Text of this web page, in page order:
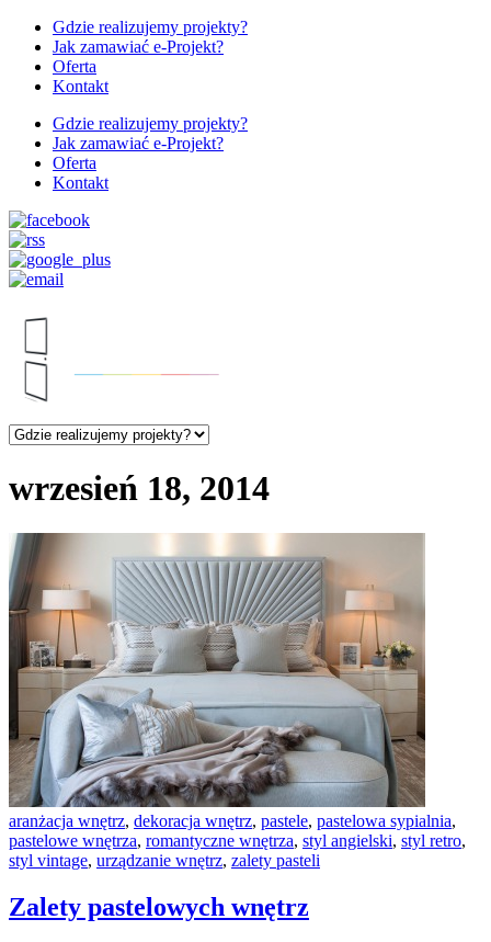
Gdzie realizujemy projekty?
Jak zamawiać e-Projekt?
Oferta
Kontakt
Gdzie realizujemy projekty?
Jak zamawiać e-Projekt?
Oferta
Kontakt
wrzesień 18, 2014
aranżacja wnętrz, dekoracja wnętrz, pastele, pastelowa sypialnia,
pastelowe wnętrza, romantyczne wnętrza, styl angielski, styl retro,
styl vintage, urządzanie wnętrz, zalety pasteli
Zalety pastelowych wnętrz